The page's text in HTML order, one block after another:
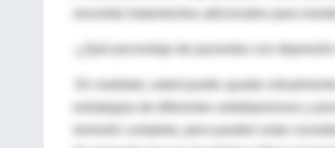
-¿Qué porcentaje de pacientes con
estrategias de diferentes antidepresivos y